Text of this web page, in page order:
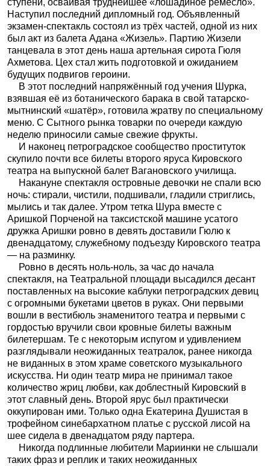
ступени, осваивая труднейшее «лошадиное ремесло».
Наступил последний дипломный год. Объявленный
экзамен-спектакль состоял из трёх частей, одной из них
был акт из балета Адана «Жизель». Партию Жизели
танцевала в этот день наша артельная сирота Гюля
Ахметова. Цех стал жить подготовкой и ожиданием
будущих подвигов героини.
В этот последний напряжённый год учения Шурка,
взявшая её из ботанического барака в свой татарско-
мытнинский «шатёр», готовила жратву по специальному
меню. С Сытного рынка товарки по очереди каждую
неделю приносили самые свежие фрукты.
И наконец петроградское сообщество проституток
скупило почти все билеты второго яруса Кировского
театра на выпускной балет Вагановского училища.
Накануне спектакля островные девочки не спали всю
ночь: стирали, чистили, подшивали, гладили стриглись,
мылись и так далее. Утром тетка Шура вместе с
Аришкой Порченой на таксистской машине усатого
дружка Аришки ровно в девять доставили Гюлю к
двенадцатому, служебному подъезду Кировского театра
— на разминку.
Ровно в десять ноль-ноль, за час до начала
спектакля, на Театральной площади высадился десант
поставленных на высокие каблуки петроградских девиц
с огромными букетами цветов в руках. Они первыми
вошли в вестибюль знаменитого театра и первыми с
гордостью вручили свои кровные билеты важным
билетершам. Те с некоторым испугом и удивлением
разглядывали неожиданных театралок, ранее никогда
не виданных в этом храме советского музыкального
искусства. Ни один театр мира не принимал такое
количество жриц любви, как доблестный Кировский в
этот славный день. Второй ярус был практически
оккупирован ими. Только одна Екатерина Душистая в
трофейном синебархатном платье с русской лисой на
шее сидела в двенадцатом ряду партера.
Никогда подлинные любители Мариинки не слышали
таких фраз и реплик и таких неожиданных